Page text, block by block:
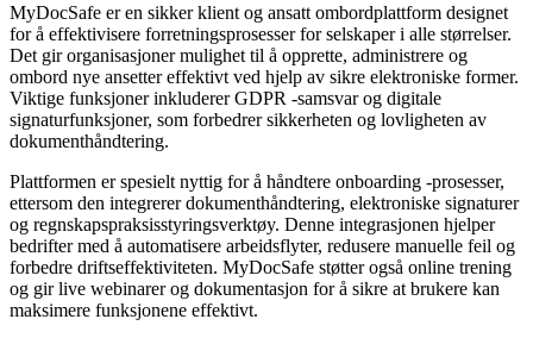
MyDocSafe er en sikker klient og ansatt ombordplattform designet
for å effektivisere forretningsprosesser for selskaper i alle størrelser.
Det gir organisasjoner mulighet til å opprette, administrere og
ombord nye ansetter effektivt ved hjelp av sikre elektroniske former.
Viktige funksjoner inkluderer GDPR -samsvar og digitale
signaturfunksjoner, som forbedrer sikkerheten og lovligheten av
dokumenthåndtering.
Plattformen er spesielt nyttig for å håndtere onboarding -prosesser,
ettersom den integrerer dokumenthåndtering, elektroniske signaturer
og regnskapspraksisstyringsverktøy. Denne integrasjonen hjelper
bedrifter med å automatisere arbeidsflyter, redusere manuelle feil og
forbedre driftseffektiviteten. MyDocSafe støtter også online trening
og gir live webinarer og dokumentasjon for å sikre at brukere kan
maksimere funksjonene effektivt.